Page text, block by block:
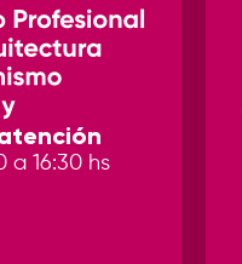
a 16:30 hs